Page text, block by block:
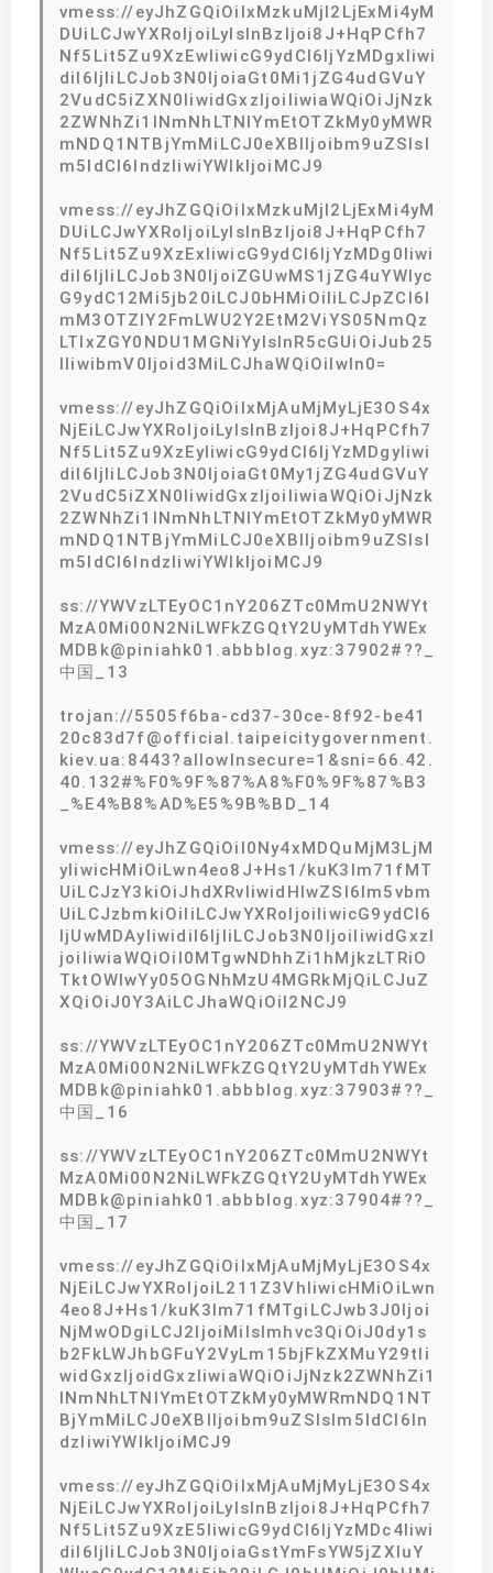
vmess://eyJhZGQiOiIxMzkuMjI2LjExMi4yM
DUiLCJwYXRoIjoiLyIsInBzIjoi8J+HqPCfh7
Nf5Lit5Zu9XzEwIiwicG9ydCI6IjYzMDgxIiwi
diI6IjIiLCJob3N0IjoiaGt0Mi1jZG4udGVuY
2VudC5iZXN0IiwidGxzIjoiIiwiaWQiOiJjNzk
2ZWNhZi1lNmNhLTNlYmEtOTZkMy0yMWR
mNDQ1NTBjYmMiLCJ0eXBlIjoibm9uZSIsI
m5ldCI6IndzIiwiYWlkIjoiMCJ9
vmess://eyJhZGQiOiIxMzkuMjI2LjExMi4yM
DUiLCJwYXRoIjoiLyIsInBzIjoi8J+HqPCfh7
Nf5Lit5Zu9XzExIiwicG9ydCI6IjYzMDg0Iiwi
diI6IjIiLCJob3N0IjoiZGUwMS1jZG4uYWlyc
G9ydC12Mi5jb20iLCJ0bHMiOiIiLCJpZCI6I
mM3OTZlY2FmLWU2Y2EtM2ViYS05NmQz
LTIxZGY0NDU1MGNiYyIsInR5cGUiOiJub25
lIiwibmV0Ijoid3MiLCJhaWQiOiIwIn0=
vmess://eyJhZGQiOiIxMjAuMjMyLjE3OS4x
NjEiLCJwYXRoIjoiLyIsInBzIjoi8J+HqPCfh7
Nf5Lit5Zu9XzEyIiwicG9ydCI6IjYzMDgyIiwi
diI6IjIiLCJob3N0IjoiaGt0My1jZG4udGVuY
2VudC5iZXN0IiwidGxzIjoiIiwiaWQiOiJjNzk
2ZWNhZi1lNmNhLTNlYmEtOTZkMy0yMWR
mNDQ1NTBjYmMiLCJ0eXBlIjoibm9uZSIsI
m5ldCI6IndzIiwiYWlkIjoiMCJ9
ss://YWVzLTEyOC1nY206ZTc0MmU2NWYt
MzA0Mi00N2NiLWFkZGQtY2UyMTdhYWEx
MDBk@piniahk01.abbblog.xyz:37902#??_
中国_13
trojan://5505f6ba-cd37-30ce-8f92-be41
20c83d7f@official.taipeicitygovernment.
kiev.ua:8443?allowInsecure=1&sni=66.42.
40.132#%F0%9F%87%A8%F0%9F%87%B3
_%E4%B8%AD%E5%9B%BD_14
vmess://eyJhZGQiOiI0Ny4xMDQuMjM3LjM
yIiwicHMiOiLwn4eo8J+Hs1/kuK3lm71fMT
UiLCJzY3kiOiJhdXRvIiwidHlwZSI6Im5vbm
UiLCJzbmkiOiIiLCJwYXRoIjoiIiwicG9ydCI6
IjUwMDAyIiwidiI6IjIiLCJob3N0IjoiIiwidGxzI
joiIiwiaWQiOiI0MTgwNDhhZi1hMjkzLTRiO
TktOWIwYy05OGNhMzU4MGRkMjQiLCJuZ
XQiOiJ0Y3AiLCJhaWQiOiI2NCJ9
ss://YWVzLTEyOC1nY206ZTc0MmU2NWYt
MzA0Mi00N2NiLWFkZGQtY2UyMTdhYWEx
MDBk@piniahk01.abbblog.xyz:37903#??_
中国_16
ss://YWVzLTEyOC1nY206ZTc0MmU2NWYt
MzA0Mi00N2NiLWFkZGQtY2UyMTdhYWEx
MDBk@piniahk01.abbblog.xyz:37904#??_
中国_17
vmess://eyJhZGQiOiIxMjAuMjMyLjE3OS4x
NjEiLCJwYXRoIjoiL211Z3VhIiwicHMiOiLwn
4eo8J+Hs1/kuK3lm71fMTgiLCJwb3J0Ijoi
NjMwODgiLCJ2IjoiMiIsImhvc3QiOiJ0dy1s
b2FkLWJhbGFuY2VyLm15bjFkZXMuY29tIi
widGxzIjoidGxzIiwiaWQiOiJjNzk2ZWNhZi1
lNmNhLTNlYmEtOTZkMy0yMWRmNDQ1NT
BjYmMiLCJ0eXBlIjoibm9uZSIsIm5ldCI6In
dzIiwiYWlkIjoiMCJ9
vmess://eyJhZGQiOiIxMjAuMjMyLjE3OS4x
NjEiLCJwYXRoIjoiLyIsInBzIjoi8J+HqPCfh7
Nf5Lit5Zu9XzE5IiwicG9ydCI6IjYzMDc4Iiwi
diI6IjIiLCJob3N0IjoiaGstYmFsYW5jZXIuY